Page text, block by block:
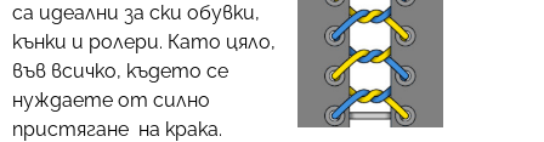
са идеални за ски обувки,
кънки и ролери. Като цяло,
във всичко, където се
нуждаете от силно
пристягане на крака.